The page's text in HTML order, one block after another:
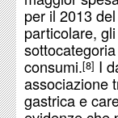
per il 2013
particolare,
consumi. 8 I
associazione
gastrica e